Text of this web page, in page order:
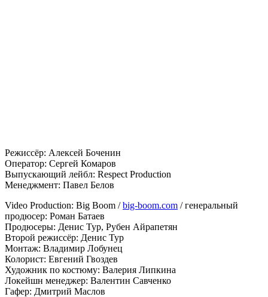
Режиссёр: Алексей Боченин
Оператор: Сергей Комаров
Выпускающий лейбл: Respect Production
Менеджмент: Павел Белов
Video Production: Big Boom /big-boom.com / генеральный
продюсер: Роман Батаев
Продюсеры: Денис Тур, Рубен Айрапетян
Второй режиссёр: Денис Тур
Монтаж: Владимир Лобунец
Колорист: Евгений Гвоздев
Художник по костюму: Валерия Липкина
Локейшн менеджер: Валентин Савченко
Гафер: Дмитрий Маслов